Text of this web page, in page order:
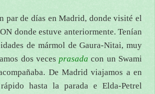
de días en Madrid, donde visité el
donde estuve anteriormente. Tenían
de mármol de Gaura-Nitai, muy
dos vecesprasada con un Swami
De Madrid viajamos a en
hasta la parada e Elda-Petrel